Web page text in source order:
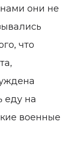
они не
что
еду на
военные